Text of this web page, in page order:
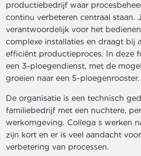
productiebedrijf waar
continu verbeteren centraal staan.
verantwoordelijk voor het
complexe installaties en draagt bij
efficiënt productieproces. In deze
een 3-ploegendienst, met de
groeien naar een 5-ploegenrooster.
De organisatie is een technisch
familiebedrijf met een nuchtere,
werkomgeving. Collega s werken
zijn kort en er is veel aandacht
verbetering van processen.